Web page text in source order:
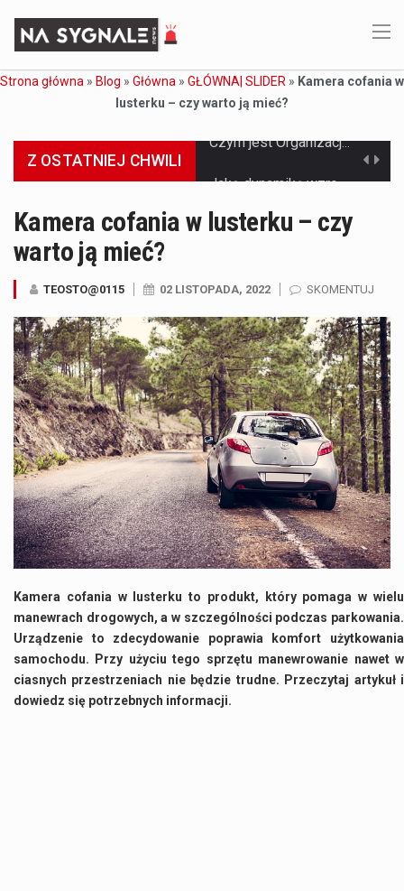
Strona główna » Blog » Główna » GŁÓWNA| SLIDER » Kamera cofania w
lusterku – czy warto ją mieć?
Z OSTATNIEJ CHWILI
Co to jest cyberbezpieczeństwo w sieci? Cyberbezpieczeństwo w Internecie stanowi istotny element ochrony systemów informacyjnych. Jego zasadniczym celem jest zabezpieczenie przed różnorodnymi cyberzagrożeniami oraz ryzykiem,…
Czym były starożytne igrzyska olimpijskie w Grecji? Starożytne igrzyska olimpijskie odgrywały kluczową rolę w dziejach Grecji. Co cztery lata, w pięknej Olimpii, odbywały się te…
Co to jest globalne ocieplenie? Globalne ocieplenie to proces, który trwa od dłuższego czasu i prowadzi do podnoszenia się średnich temperatur zarówno na naszej planecie,…
Co to jest NATO? NATO, czyli Organizacja Traktatu Północnoatlantyckiego, to międzynarodowy sojusz wojskowy, który powstał 4 kwietnia 1949 roku. Jego głównym celem jest zapewnienie wolności…
Estetyka i styl: Elegancja vs Minimalizm Główną różnicą, którą widać na pierwszy rzut oka, jest sposób pracy materiału. Rolety rzymskie to produkt typu "2 w 1"…
Co charakteryzuje wojnę na Ukrainie w 2026 roku? W 2026 roku wojna na Ukrainie trwa już pięć lat, a jej przebieg charakteryzuje się intensywnymi działaniami…
Czym jest Organizacja Traktatu Północnoatlantyckiego? Organizacja Traktatu Północnoatlantyckiego, powszechnie znana jako NATO, to międzynarodowy sojusz polityczno-wojskowy, który powstał 4 kwietnia 1949 roku. Został założony przez…
Kamera cofania w lusterku – czy
warto ją mieć?
TEOSTO@0115 02 LISTOPADA, 2022 SKOMENTUJ
Kamera cofania w lusterku to produkt, który pomaga w wielu
manewrach drogowych, a w szczególności podczas parkowania.
Urządzenie to zdecydowanie poprawia komfort użytkowania
samochodu. Przy użyciu tego sprzętu manewrowanie nawet w
ciasnych przestrzeniach nie będzie trudne. Przeczytaj artykuł i
dowiedz się potrzebnych informacji.